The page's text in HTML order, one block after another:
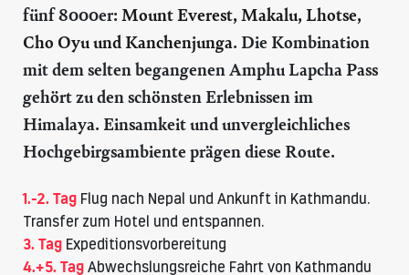
fünf 8000er: Mount Everest, Makalu, Lhotse,
Cho Oyu und Kanchenjunga. Die Kombination
mit dem selten begangenen Amphu Lapcha Pass
gehört zu den schönsten Erlebnissen im
Himalaya. Einsamkeit und unvergleichliches
Hochgebirgsambiente prägen diese Route.
1.-2. Tag Flug nach Nepal und Ankunft in Kathmandu.
Transfer zum Hotel und entspannen.
3. Tag Expeditionsvorbereitung
4.+5. Tag Abwechslungsreiche Fahrt von Kathmandu